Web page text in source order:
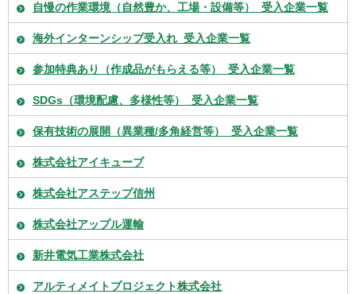
自慢の作業環境（自然豊か、工場・設備等）_受入企業一覧
海外インターンシップ受入れ_受入企業一覧
参加特典あり（作成品がもらえる等）_受入企業一覧
SDGs（環境配慮、多様性等）_受入企業一覧
保有技術の展開（異業種/多角経営等）_受入企業一覧
株式会社アイキューブ
株式会社アステップ信州
株式会社アップル運輸
新井電気工業株式会社
アルティメイトプロジェクト株式会社